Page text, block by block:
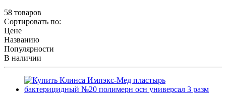
58 товаров
Сортировать по:
Цене
Названию
Популярности
В наличии